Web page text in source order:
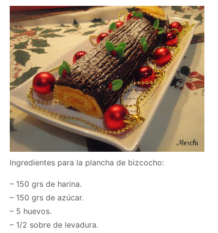
Ingredientes para la plancha de bizcocho:
– 150 grs de harina.
– 150 grs de azúcar.
– 5 huevos.
– 1/2 sobre de levadura.